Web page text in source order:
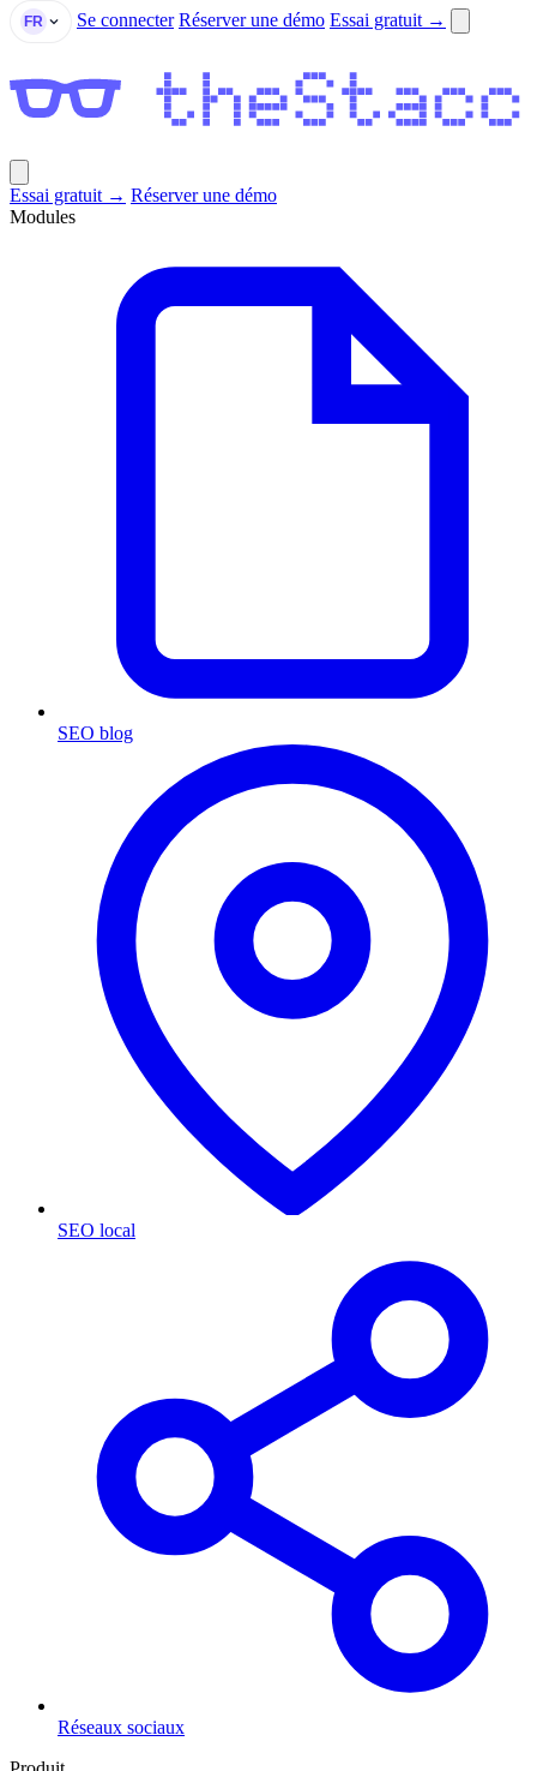
FR Se connecter Réserver une démo Essai gratuit →
Essai gratuit → Réserver une démo
Modules
SEO blog
SEO local
Réseaux sociaux